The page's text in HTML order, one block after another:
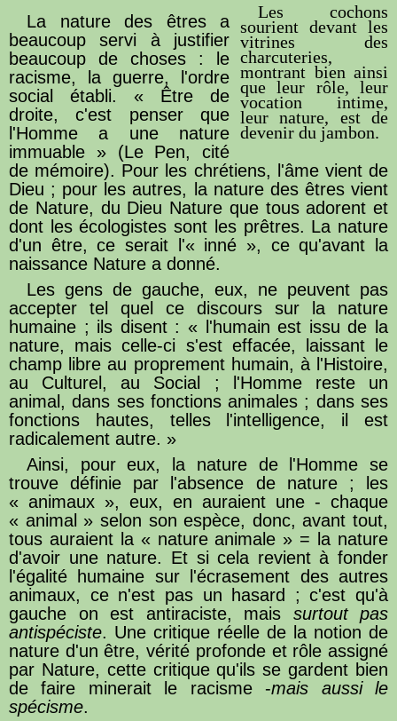
Les cochons
sourient devant les
vitrines des
charcuteries,
montrant bien ainsi
que leur rôle, leur
vocation intime,
leur nature, est de
devenir du jambon.
La nature des êtres a
beaucoup servi à justifier
beaucoup de choses : le
racisme, la guerre, l'ordre
social établi. « Être de
droite, c'est penser que
l'Homme a une nature
immuable » (Le Pen, cité
de mémoire). Pour les chrétiens, l'âme vient de
Dieu ; pour les autres, la nature des êtres vient
de Nature, du Dieu Nature que tous adorent et
dont les écologistes sont les prêtres. La nature
d'un être, ce serait l'« inné », ce qu'avant la
naissance Nature a donné.
Les gens de gauche, eux, ne peuvent pas
accepter tel quel ce discours sur la nature
humaine ; ils disent : « l'humain est issu de la
nature, mais celle-ci s'est effacée, laissant le
champ libre au proprement humain, à l'Histoire,
au Culturel, au Social ; l'Homme reste un
animal, dans ses fonctions animales ; dans ses
fonctions hautes, telles l'intelligence, il est
radicalement autre. »
Ainsi, pour eux, la nature de l'Homme se
trouve définie par l'absence de nature ; les
« animaux », eux, en auraient une - chaque
« animal » selon son espèce, donc, avant tout,
tous auraient la « nature animale » = la nature
d'avoir une nature. Et si cela revient à fonder
l'égalité humaine sur l'écrasement des autres
animaux, ce n'est pas un hasard ; c'est qu'à
gauche on est antiraciste, mais surtout pas
antispéciste. Une critique réelle de la notion de
nature d'un être, vérité profonde et rôle assigné
par Nature, cette critique qu'ils se gardent bien
de faire minerait le racisme -mais aussi le
spécisme.